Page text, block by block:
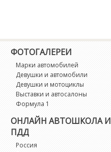
ФОТОГАЛЕРЕИ
Марки автомобилей
Девушки и автомобили
Девушки и мотоциклы
Выставки и автосалоны
Формула 1
ОНЛАЙН АВТОШКОЛА И
ПДД
Россия